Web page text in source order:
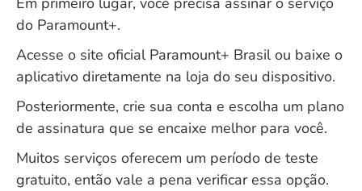
do Paramount+.
Acesse o site oficial Paramount+ Brasilou baixe o
aplicativo diretamente na loja do seu dispositivo.
Posteriormente, crie sua conta e escolha um plano
de assinatura que se encaixe melhor para você.
Muitos serviços oferecem um período de teste
gratuito, então vale a pena verificar essa opção.